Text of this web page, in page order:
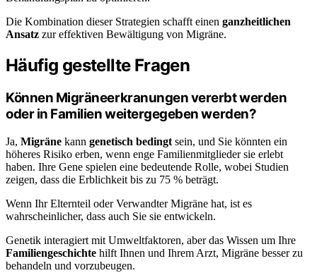
Die Kombination dieser Strategien schafft einen ganzheitlichen
Ansatz zur effektiven Bewältigung von Migräne.
Häufig gestellte Fragen
Können Migräneerkranungen vererbt werden
oder in Familien weitergegeben werden?
Ja, Migräne kann genetisch bedingt sein, und Sie könnten ein
höheres Risiko erben, wenn enge Familienmitglieder sie erlebt
haben. Ihre Gene spielen eine bedeutende Rolle, wobei Studien
zeigen, dass die Erblichkeit bis zu 75 % beträgt.
Wenn Ihr Elternteil oder Verwandter Migräne hat, ist es
wahrscheinlicher, dass auch Sie sie entwickeln.
Genetik interagiert mit Umweltfaktoren, aber das Wissen um Ihre
Familiengeschichte hilft Ihnen und Ihrem Arzt, Migräne besser zu
behandeln und vorzubeugen.